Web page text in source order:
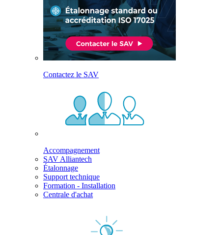
Contactez le SAV
Accompagnement
SAV Alliantech
Étalonnage
Support technique
Formation - Installation
Centrale d'achat